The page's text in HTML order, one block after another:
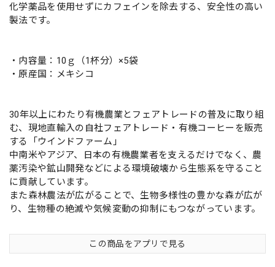
化学薬品を使用せずにカフェインを除去する、安全性の高い
製法です。
・内容量：10ｇ（1杯分）×5袋
・原産国：メキシコ
30年以上にわたり有機農業とフェアトレードの普及に取り組
む、現地直輸入の自社フェアトレード・有機コーヒーを販売
する「ウインドファーム」
中南米やアジア、日本の有機農業者を支えるだけでなく、農
薬汚染や鉱山開発などによる環境破壊から生態系を守ること
に貢献しています。
また森林農法が広がることで、生物多様性の豊かな森が広が
り、生物種の絶滅や気候変動の抑制にもつながっています。
この商品をアプリで見る